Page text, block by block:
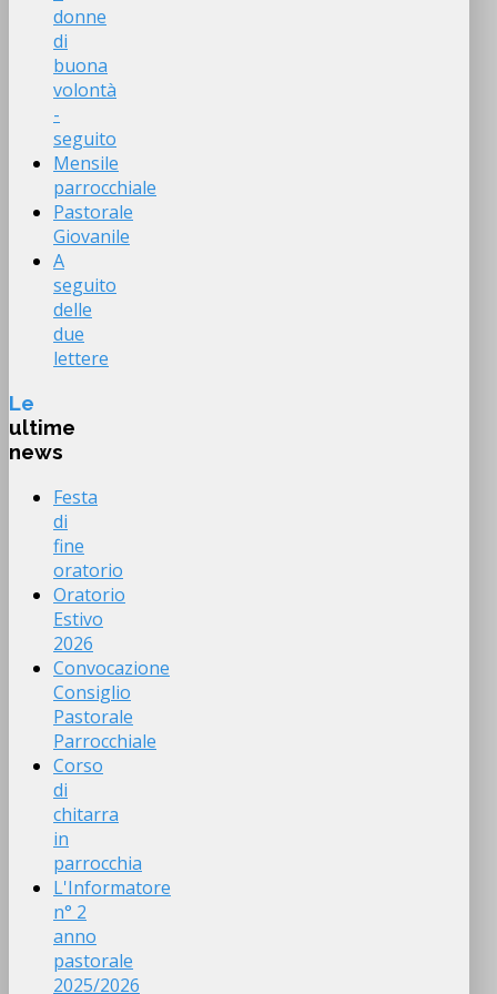
donne
di
buona
volontà
-
seguito
Mensile
parrocchiale
Pastorale
Giovanile
A
seguito
delle
due
lettere
Le
ultime
news
Festa
di
fine
oratorio
Oratorio
Estivo
2026
Convocazione
Consiglio
Pastorale
Parrocchiale
Corso
di
chitarra
in
parrocchia
L'Informatore
n° 2
anno
pastorale
2025/2026